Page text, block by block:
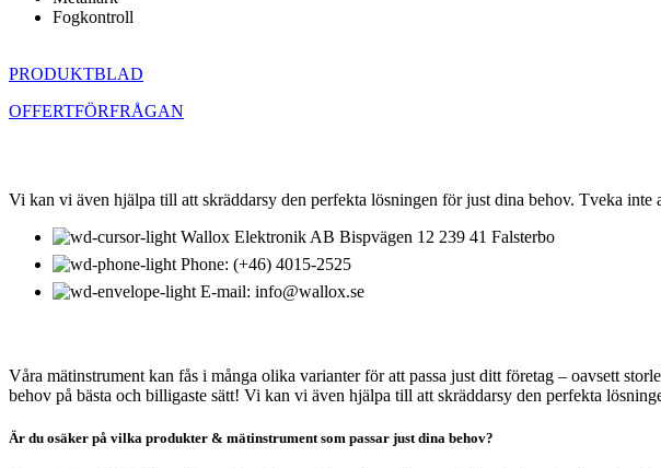
Fogkontroll
PRODUKTBLAD
OFFERTFÖRFRÅGAN
Vi kan vi även hjälpa till att skräddarsy den perfekta lösningen för just dina behov. Tveka
Wallox Elektronik AB Bispvägen 12 239 41 Falsterbo
Phone: (+46) 4015-2525
E-mail: info@wallox.se
Våra mätinstrument kan fås i många olika varianter för att passa just ditt företag – oavsett
behov på bästa och billigaste sätt! Vi kan vi även hjälpa till att skräddarsy den perfekta
Är du osäker på vilka produkter & mätinstrument som passar just dina behov?